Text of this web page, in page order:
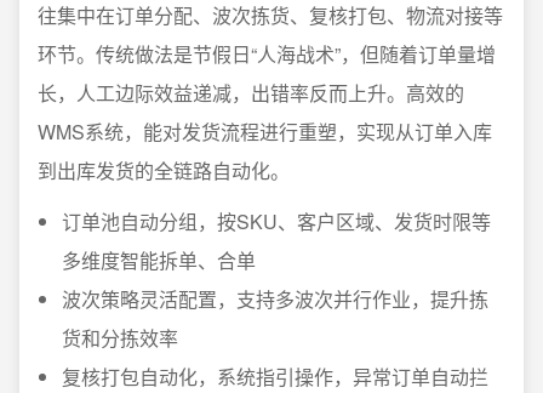
往集中在订单分配、波次拣货、复核打包、物流对接等
环节。传统做法是节假日“人海战术”，但随着订单量增
长，人工边际效益递减，出错率反而上升。高效的
WMS系统，能对发货流程进行重塑，实现从订单入库
到出库发货的全链路自动化。
订单池自动分组，按SKU、客户区域、发货时限等
多维度智能拆单、合单
波次策略灵活配置，支持多波次并行作业，提升拣
货和分拣效率
复核打包自动化，系统指引操作，异常订单自动拦